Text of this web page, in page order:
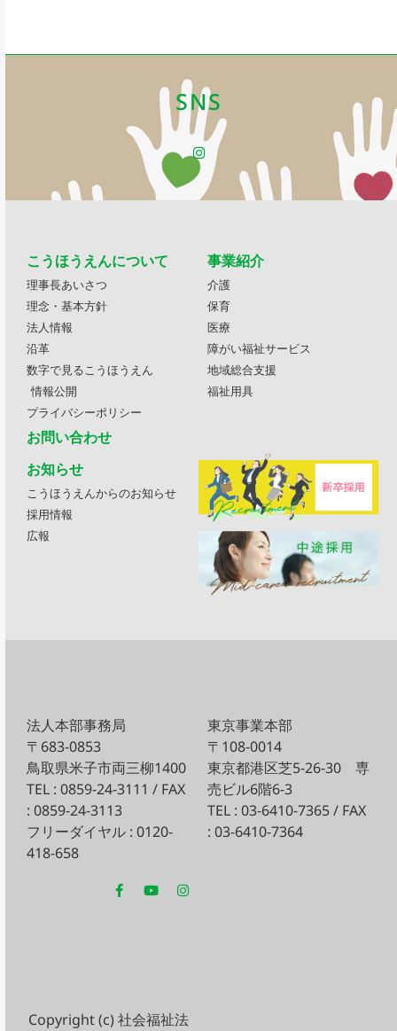
SNS
こうほうえんについて
理事長あいさつ
理念・基本方針
法人情報
沿革
数字で見るこうほうえん
情報公開
プライバシーポリシー
お問い合わせ
事業紹介
介護
保育
医療
障がい福祉サービス
地域総合支援
福祉用具
お知らせ
こうほうえんからのお知らせ
採用情報
広報
法人本部事務局
〒683-0853
鳥取県米子市両三柳1400
TEL : 0859-24-3111 / FAX
: 0859-24-3113
フリーダイヤル : 0120-
418-658
東京事業本部
〒108-0014
東京都港区芝5-26-30 専
売ビル6階6-3
TEL : 03-6410-7365 / FAX
: 03-6410-7364
Copyright (c) 社会福祉法